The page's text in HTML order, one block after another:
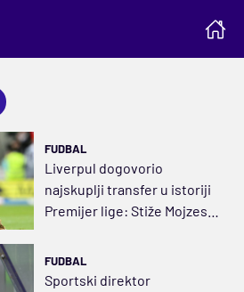
FUDBAL
Liverpul dogovorio
najskuplji transfer u istoriji
Premijer lige: Stiže Mojzes
FUDBAL
Sportski direktor